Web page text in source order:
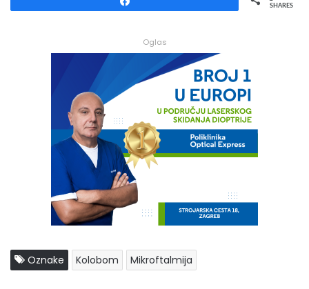
SHARES
Oglas
Oznake Kolobom Mikroftalmija